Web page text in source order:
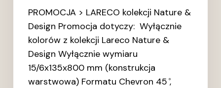
PROMOCJA > LARECO kolekcji Nature &
Design Promocja dotyczy: Wyłącznie
kolorów z kolekcji Lareco Nature &
Design Wyłącznie wymiaru
15/6x135x800 mm (konstrukcja
warstwowa) Formatu Chevron 45 ̊,